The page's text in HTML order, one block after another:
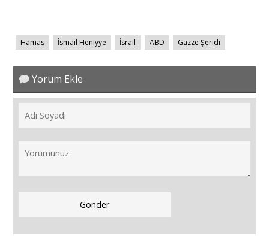
​​​​​​​Hamas İsmail Heniyye İsrail ABD Gazze Şeridi
Yorum Ekle